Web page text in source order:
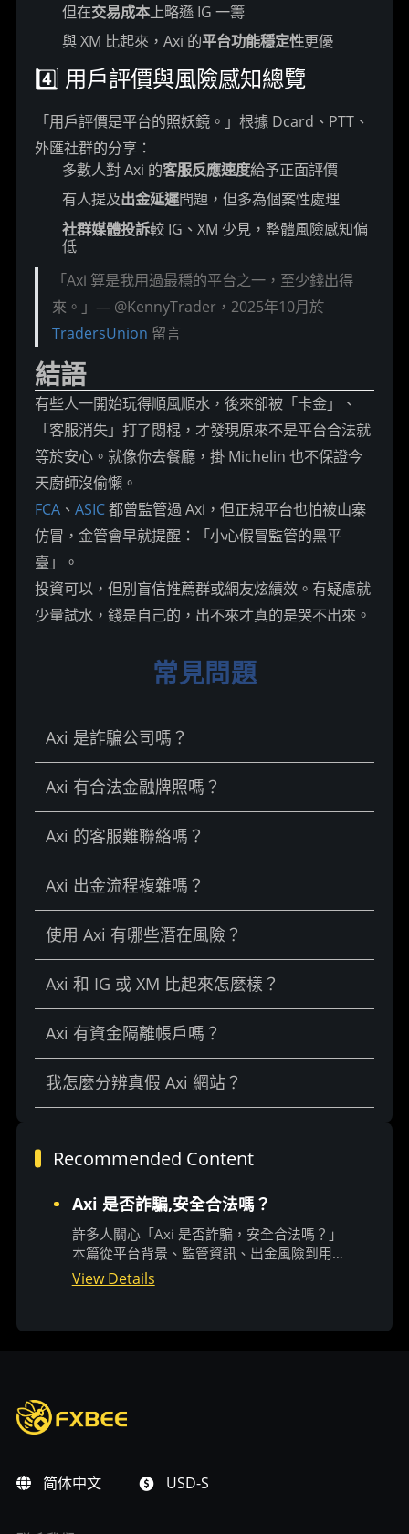
但在交易成本上略遜 IG 一籌
與 XM 比起來，Axi 的平台功能穩定性更優
4️⃣ 用戶評價與風險感知總覽
「用戶評價是平台的照妖鏡。」根據 Dcard、PTT、
外匯社群的分享：
多數人對 Axi 的客服反應速度給予正面評價
有人提及出金延遲問題，但多為個案性處理
社群媒體投訴較 IG、XM 少見，整體風險感知偏
低
「Axi 算是我用過最穩的平台之一，至少錢出得
來。」— @KennyTrader，2025年10月於
TradersUnion 留言
結語
有些人一開始玩得順風順水，後來卻被「卡金」、
「客服消失」打了悶棍，才發現原來不是平台合法就
等於安心。就像你去餐廳，掛 Michelin 也不保證今
天廚師沒偷懶。
FCA 、ASIC 都曾監管過 Axi，但正規平台也怕被山寨
仿冒，金管會早就提醒：「小心假冒監管的黑平
臺」。
投資可以，但別盲信推薦群或網友炫績效。有疑慮就
少量試水，錢是自己的，出不來才真的是哭不出來。
常見問題
Axi 是詐騙公司嗎？
Axi 有合法金融牌照嗎？
Axi 的客服難聯絡嗎？
Axi 出金流程複雜嗎？
使用 Axi 有哪些潛在風險？
Axi 和 IG 或 XM 比起來怎麼樣？
Axi 有資金隔離帳戶嗎？
我怎麼分辨真假 Axi 網站？
Recommended Content
Axi 是否詐騙,安全合法嗎？
許多人關心「Axi 是否詐騙，安全合法嗎？」
本篇從平台背景、監管資訊、出金風險到用戶
真實評價全面解析，幫助你避開投資陷阱，判
斷 Axi 究竟安不安全、值不值得信任。
View Details
简体中文 USD-S